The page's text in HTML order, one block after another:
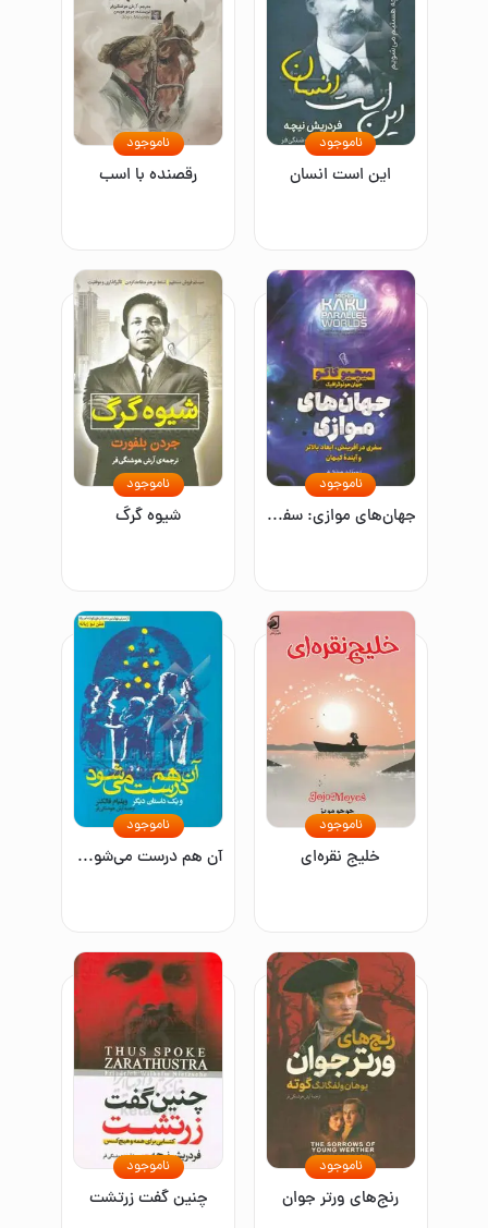
این است انسان
ناموجود
رقصنده با اسب
ناموجود
جهان‌های موازی: سفری در آفرینش، ابعاد بالاتر و آینده کیهان
ناموجود
شیوه گرگ
ناموجود
خلیج نقره‌ای
ناموجود
آن‌ هم درست می‌شود و یک داستان دیگر
ناموجود
رنج‌های ورتر جوان
ناموجود
چنین گفت زرتشت
ناموجود